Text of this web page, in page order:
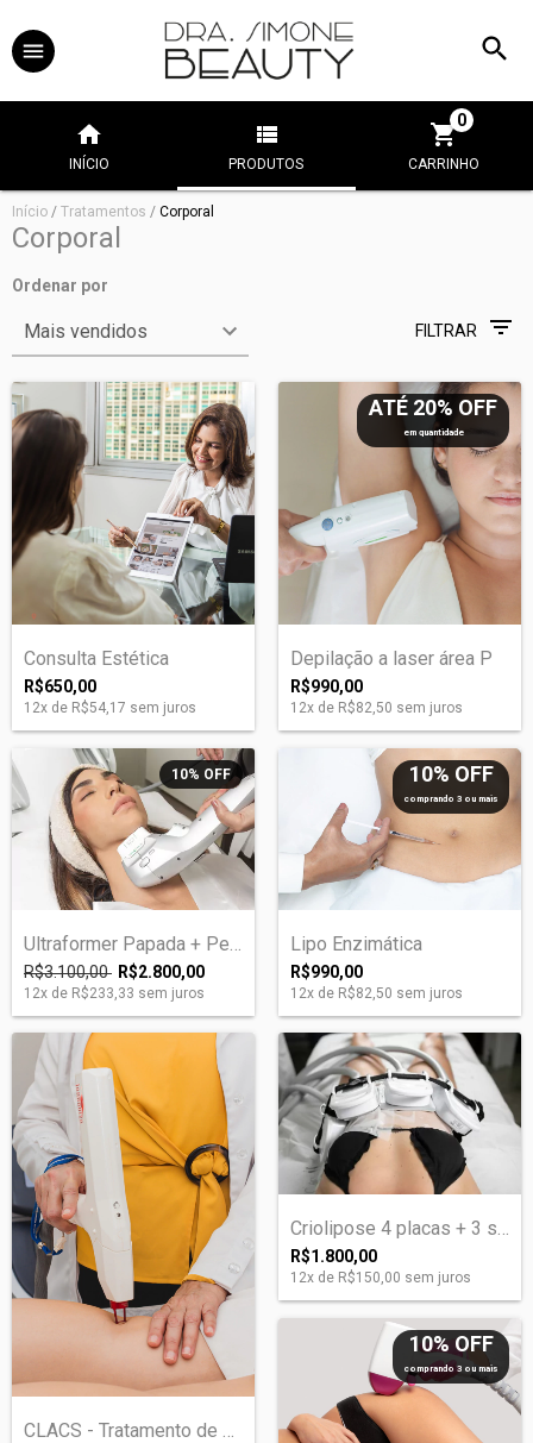
INÍCIO PRODUTOS CARRINHO
0
Início / Tratamentos / Corporal
Corporal
Ordenar por
FILTRAR
Consulta Estética
R$650,00
12x de R$54,17 sem juros
ATÉ 20% OFF
em quantidade
Depilação a laser área P
R$990,00
12x de R$82,50 sem juros
10% OFF
Ultraformer Papada + Pescoço
R$3.100,00 R$2.800,00
12x de R$233,33 sem juros
10% OFF
comprando 3 ou mais
Lipo Enzimática
R$990,00
12x de R$82,50 sem juros
CLACS - Tratamento de Varizes
Criolipose 4 placas + 3 sessões lipocavi...
R$1.800,00
12x de R$150,00 sem juros
10% OFF
comprando 3 ou mais